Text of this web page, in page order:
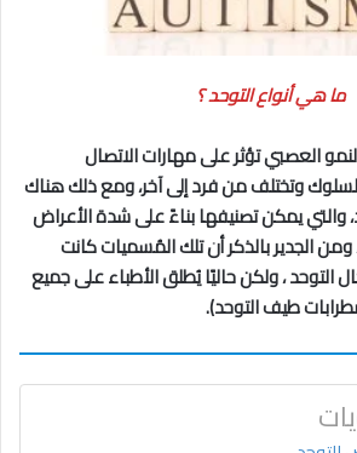
ما هي أنواع التوحد ؟
العصبي تؤثر على مهارات الاتصال
وتختلف من فرد إلى آخر، ومع ذلك هناك
والتي يمكن تصنيفها بناءً على شدة الأعراض
الجدير بالذكر أن تلك المُسميات كانت
، ولكن حاليًا يُطلق الأطباء على جميع
طيف التوحد).